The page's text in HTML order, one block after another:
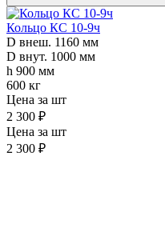
Кольцо КС 10-9ч
D внеш. 1160 мм
D внут. 1000 мм
h 900 мм
600 кг
Цена за шт
2 300 ₽
Цена за шт
2 300 ₽